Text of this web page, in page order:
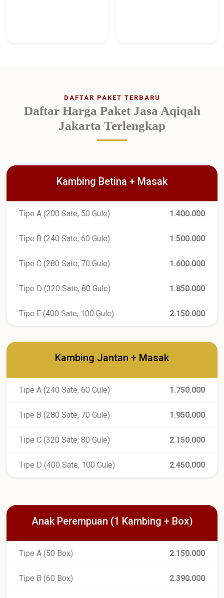
DAFTAR PAKET TERBARU
Daftar Harga Paket Jasa Aqiqah
Jakarta Terlengkap
Kambing Betina + Masak
Tipe A (200 Sate, 50 Gule) 1.400.000
Tipe B (240 Sate, 60 Gule) 1.500.000
Tipe C (280 Sate, 70 Gule) 1.600.000
Tipe D (320 Sate, 80 Gule) 1.850.000
Tipe E (400 Sate, 100 Gule) 2.150.000
Kambing Jantan + Masak
Tipe A (240 Sate, 60 Gule) 1.750.000
Tipe B (280 Sate, 70 Gule) 1.950.000
Tipe C (320 Sate, 80 Gule) 2.150.000
Tipe D (400 Sate, 100 Gule) 2.450.000
Anak Perempuan (1 Kambing + Box)
Tipe A (50 Box) 2.150.000
Tipe B (60 Box) 2.390.000